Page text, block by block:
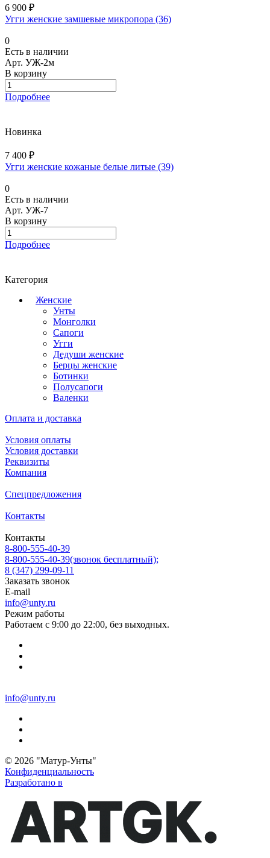
6 900 ₽
Угги женские замшевые микропора (36)
0
Есть в наличии
Арт. УЖ-2м
В корзину
Подробнее
Новинка
7 400 ₽
Угги женские кожаные белые литые (39)
0
Есть в наличии
Арт. УЖ-7
В корзину
Подробнее
Категория
Женские
Унты
Монголки
Сапоги
Угги
Дедуши женские
Берцы женские
Ботинки
Полусапоги
Валенки
Оплата и доставка
Условия оплаты
Условия доставки
Реквизиты
Компания
Спецпредложения
Контакты
Контакты
8-800-555-40-39
8-800-555-40-39(звонок бесплатный);
8 (347) 299-09-11
Заказать звонок
E-mail
info@unty.ru
Режим работы
Работаем с 9:00 до 22:00, без выходных.
info@unty.ru
© 2026 "Матур-Унты"
Конфиденциальность
Разработано в